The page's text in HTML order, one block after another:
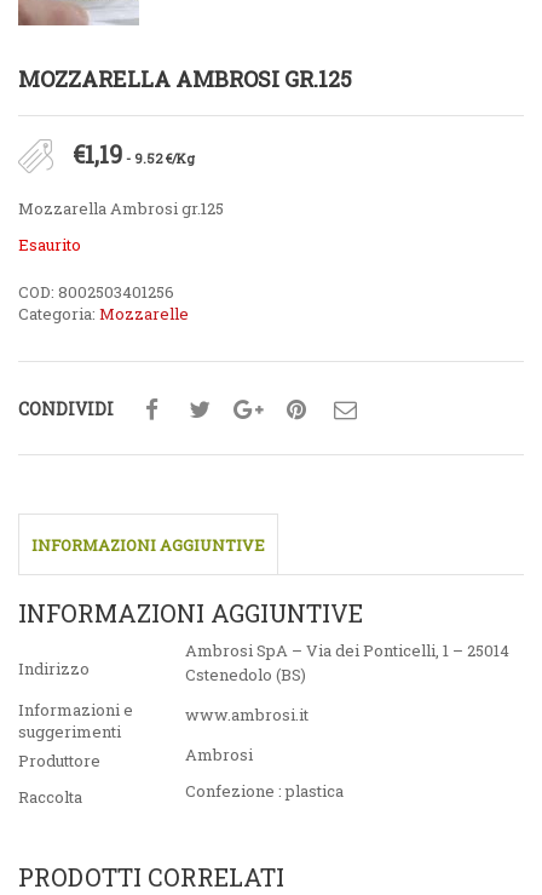
MOZZARELLA AMBROSI GR.125
€1,19 - 9.52 €/Kg
Mozzarella Ambrosi gr.125
Esaurito
COD: 8002503401256
Categoria: Mozzarelle
CONDIVIDI
INFORMAZIONI AGGIUNTIVE
INFORMAZIONI AGGIUNTIVE
Indirizzo
Ambrosi SpA – Via dei Ponticelli, 1 – 25014
Cstenedolo (BS)
Informazioni e
suggerimenti
www.ambrosi.it
Produttore
Ambrosi
Raccolta
Confezione : plastica
PRODOTTI CORRELATI